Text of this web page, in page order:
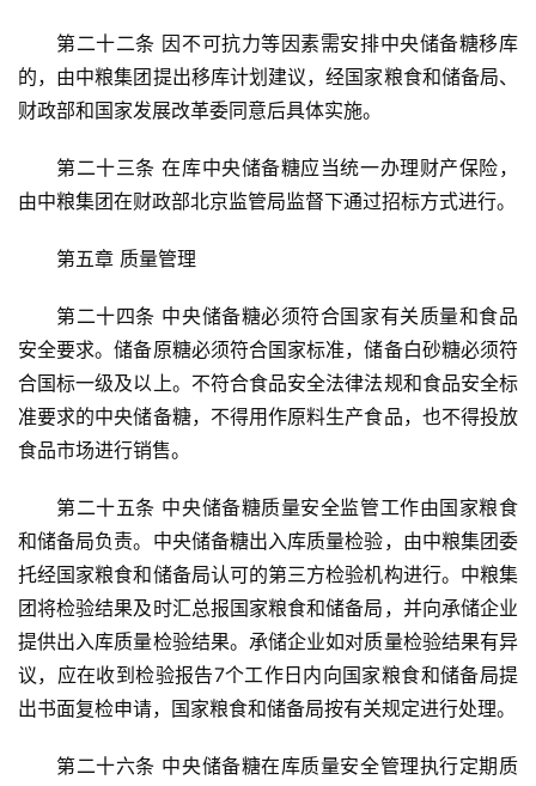
网
公
价
专
地
区
频
道
第二十二条 因不可抗力等因素需安排中央储备糖移库
的，由中粮集团提出移库计划建议，经国家粮食和储备局、
财政部和国家发展改革委同意后具体实施。
第二十三条 在库中央储备糖应当统一办理财产保险，
由中粮集团在财政部北京监管局监督下通过招标方式进行。
第五章 质量管理
第二十四条 中央储备糖必须符合国家有关质量和食品
安全要求。储备原糖必须符合国家标准，储备白砂糖必须符
合国标一级及以上。不符合食品安全法律法规和食品安全标
准要求的中央储备糖，不得用作原料生产食品，也不得投放
食品市场进行销售。
第二十五条 中央储备糖质量安全监管工作由国家粮食
和储备局负责。中央储备糖出入库质量检验，由中粮集团委
托经国家粮食和储备局认可的第三方检验机构进行。中粮集
团将检验结果及时汇总报国家粮食和储备局，并向承储企业
提供出入库质量检验结果。承储企业如对质量检验结果有异
议，应在收到检验报告7个工作日内向国家粮食和储备局提
出书面复检申请，国家粮食和储备局按有关规定进行处理。
第二十六条 中央储备糖在库质量安全管理执行定期质